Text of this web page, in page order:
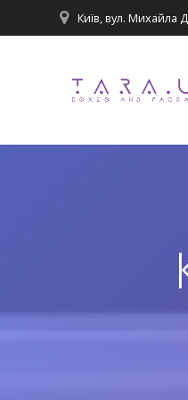
Перейти
до
Київ, вул. Михайла